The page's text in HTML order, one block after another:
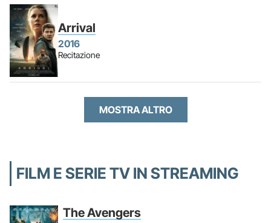
Arrival
2016
Recitazione
MOSTRA ALTRO
FILM E SERIE TV IN STREAMING
The Avengers